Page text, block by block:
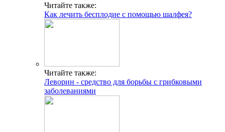
Читайте также:
Как лечить бесплодие с помощью шалфея?
Читайте также:
Леворин - средство для борьбы с грибковыми
заболеваниями